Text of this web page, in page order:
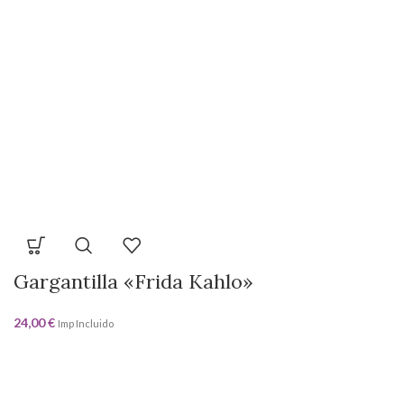
Gargantilla «Frida Kahlo»
24,00€ Imp Incluido